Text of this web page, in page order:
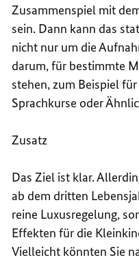
Zusammenspiel mit
sein. Dann kann das
nicht nur um die
darum, für bestimmte
stehen, zum Beispiel
Sprachkurse oder
Zusatz
Das Ziel ist klar.
ab dem dritten
reine Luxusregelung,
Effekten für die
Vielleicht könnten Sie